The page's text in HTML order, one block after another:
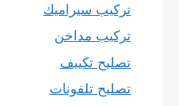
تركيب سيراميك
تركيب مداخن
تصليح تكييف
تصليح تلفونات